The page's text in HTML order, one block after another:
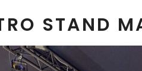
STAND